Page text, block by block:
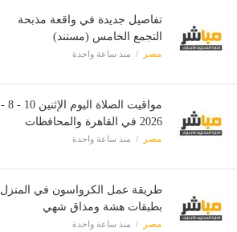
تفاصيل جديدة في واقعة مذبحة
التجمع الخامس (مستند)
مصر منذ ساعة واحدة
مواقيت الصلاة اليوم الإثنين 10 - 8 -
2026 في القاهرة والمحافظات
مصر منذ ساعة واحدة
طريقة عمل الكرواسون في المنزل
بطبقات هشة ومذاق شهي
مصر منذ ساعة واحدة